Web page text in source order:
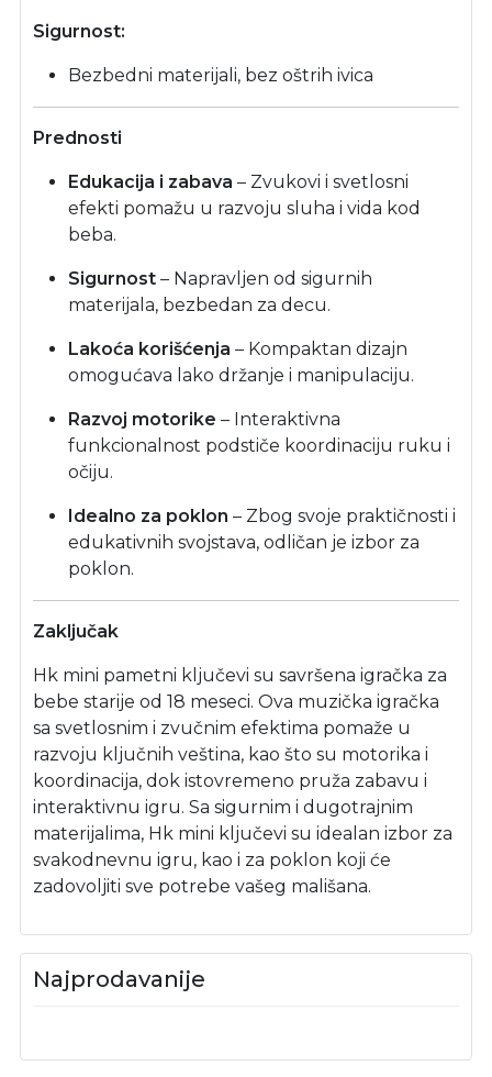
Sigurnost:
Bezbedni materijali, bez oštrih ivica
Prednosti
Edukacija i zabava – Zvukovi i svetlosni
efekti pomažu u razvoju sluha i vida kod
beba.
Sigurnost – Napravljen od sigurnih
materijala, bezbedan za decu.
Lakoća korišćenja – Kompaktan dizajn
omogućava lako držanje i manipulaciju.
Razvoj motorike – Interaktivna
funkcionalnost podstiče koordinaciju ruku i
očiju.
Idealno za poklon – Zbog svoje praktičnosti i
edukativnih svojstava, odličan je izbor za
poklon.
Zaključak
Hk mini pametni ključevi su savršena igračka za
bebe starije od 18 meseci. Ova muzička igračka
sa svetlosnim i zvučnim efektima pomaže u
razvoju ključnih veština, kao što su motorika i
koordinacija, dok istovremeno pruža zabavu i
interaktivnu igru. Sa sigurnim i dugotrajnim
materijalima, Hk mini ključevi su idealan izbor za
svakodnevnu igru, kao i za poklon koji će
zadovoljiti sve potrebe vašeg mališana.
Najprodavanije